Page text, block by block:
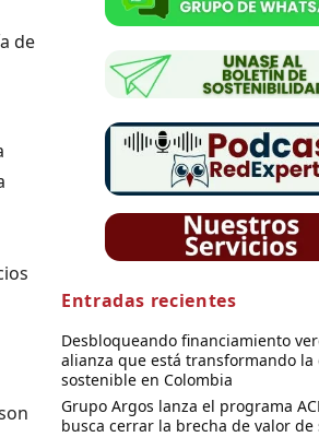
de
Entradas recientes
Desbloqueando financiamiento
alianza que está transformando la
sostenible en Colombia
Grupo Argos lanza el programa
busca cerrar la brecha de valor de